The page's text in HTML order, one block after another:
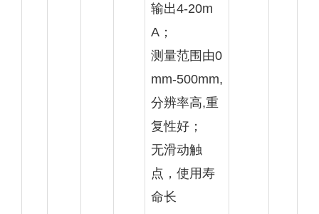
输出4-20m
A；
测量范围由0
mm-500mm,
分辨率高,重
复性好；
无滑动触
点，使用寿
命长